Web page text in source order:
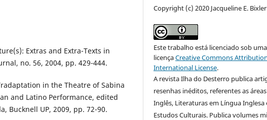
Extras and Extra-Texts in
no. 56, 2004, pp. 429-444.
in the Theatre of Sabina
and Latino Performance, edited
Bucknell UP, 2009, pp. 72-90.
Copyright (c) 2020 Jacqueline E. Bixler
Este trabalho está licenciado sob uma
licençaCreative Commons
International License.
A revista Ilha do Desterro publica
resenhas inéditos, referentes as
Inglês, Literaturas em Língua Inglesa
Estudos Culturais. Publica volumes